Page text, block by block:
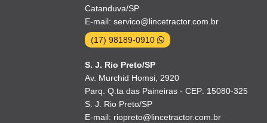
Catanduva/SP
E-mail: servico@lincetractor.com.br
(17) 98189-0910
S. J. Rio Preto/SP
Av. Murchid Homsi, 2920
Parq. Q.ta das Paineiras - CEP: 15080-325
S. J. Rio Preto/SP
E-mail: riopreto@lincetractor.com.br